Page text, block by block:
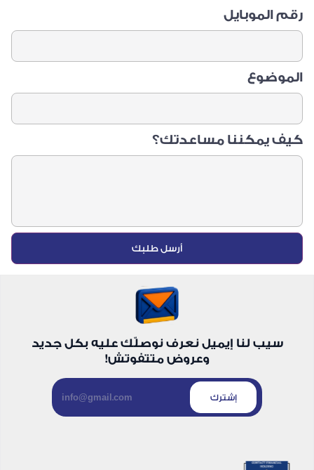
رقم الموبايل
الموضوع
كيف يمكننا مساعدتك؟
أرسل طلبك
سيب لنا إيميل نعرف نوصلّك عليه بكل جديد
وعروض متتفوتش!
إشترك